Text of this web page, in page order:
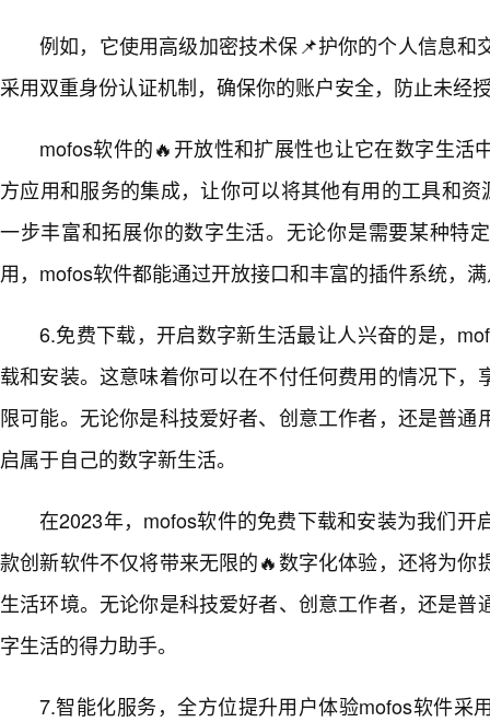
例如，它使用高级加密技术保📌护你的个人信息和
采用双重身份认证机制，确保你的账户安全，防止未经
mofos软件的🔥开放性和扩展性也让它在数字生活
方应用和服务的集成，让你可以将其他有用的工具和
一步丰富和拓展你的数字生活。无论你是需要某种特
用，mofos软件都能通过开放接口和丰富的插件系统，
6.免费下载，开启数字新生活最让人兴奋的是，
载和安装。这意味着你可以在不付任何费用的情况下，
限可能。无论你是科技爱好者、创意工作者，还是普通
启属于自己的数字新生活。
在2023年，mofos软件的免费下载和安装为我们开
款创新软件不仅将带来无限的🔥数字化体验，还将为你
生活环境。无论你是科技爱好者、创意工作者，还是普
字生活的得力助手。
7.智能化服务，全方位提升用户体验mofos软件采